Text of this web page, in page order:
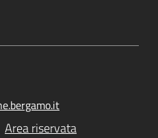
Area riservata